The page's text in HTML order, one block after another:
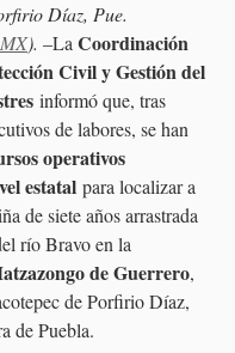
Díaz, Pue.
). –La Coordinación
Civil y Gestión del
informó que, tras
de labores, se han
operativos
estatal para localizar a
de siete años arrastrada
río Bravo en la
de Guerrero,
de Porfirio Díaz,
de Puebla.